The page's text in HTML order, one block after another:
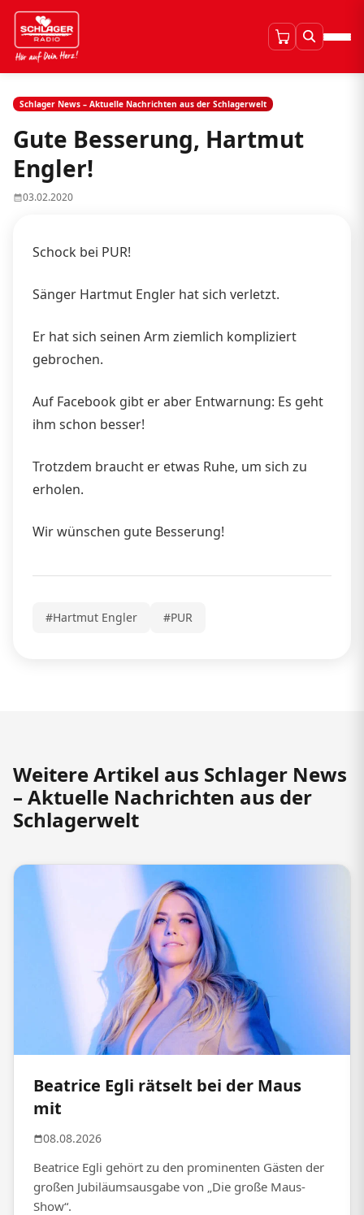
Schlager News – Aktuelle Nachrichten aus der Schlagerwelt
Gute Besserung, Hartmut
Engler!
03.02.2020
Schock bei PUR!
Sänger Hartmut Engler hat sich verletzt.
Er hat sich seinen Arm ziemlich kompliziert
gebrochen.
Auf Facebook gibt er aber Entwarnung: Es geht
ihm schon besser!
Trotzdem braucht er etwas Ruhe, um sich zu
erholen.
Wir wünschen gute Besserung!
#Hartmut Engler #PUR
Weitere Artikel aus Schlager News
– Aktuelle Nachrichten aus der
Schlagerwelt
Beatrice Egli rätselt bei der Maus
mit
08.08.2026
Beatrice Egli gehört zu den prominenten Gästen der
großen Jubiläumsausgabe von „Die große Maus-
Show“.